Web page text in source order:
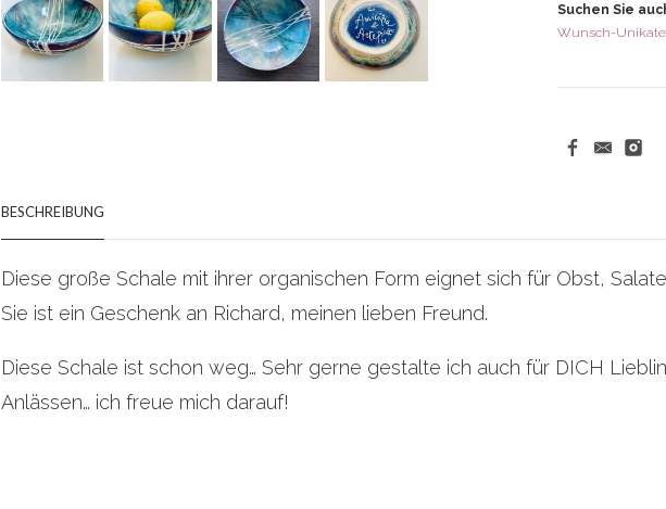
Suchen Sie
Wunsch-Unikate
BESCHREIBUNG
Diese große Schale mit ihrer organischen Form eignet sich für Obst,
Sie ist ein Geschenk an Richard, meinen lieben Freund.
Diese Schale ist schon weg… Sehr gerne gestalte ich auch für DICH
Anlässen… ich freue mich darauf!